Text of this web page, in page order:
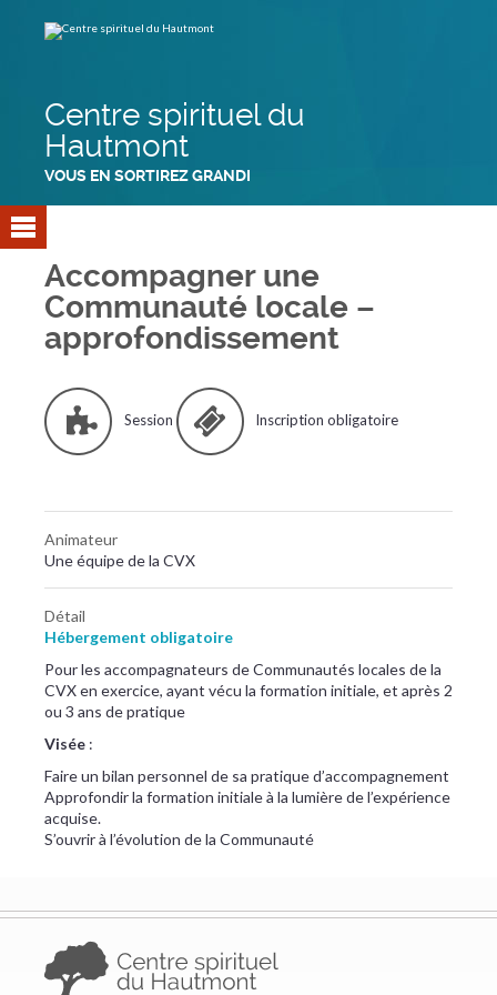
contenu.
Centre spirituel du
Hautmont
VOUS EN SORTIREZ GRANDI
Accompagner une
Communauté locale –
approfondissement
Session Inscription obligatoire
Animateur
Une équipe de la CVX
Détail
Hébergement obligatoire
Pour les accompagnateurs de Communautés locales de la
CVX en exercice, ayant vécu la formation initiale, et après 2
ou 3 ans de pratique
Visée :
Faire un bilan personnel de sa pratique d’accompagnement
Approfondir la formation initiale à la lumière de l’expérience
acquise.
S’ouvrir à l’évolution de la Communauté